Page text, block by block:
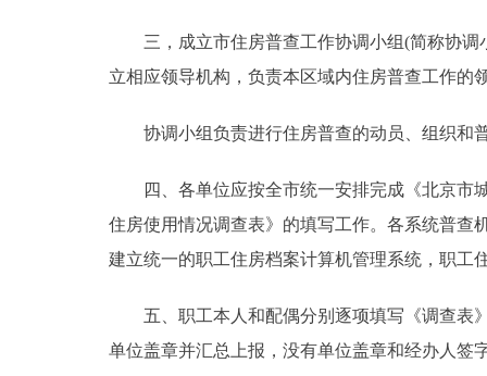
ITALIANO
三，成立市住房普查工作协调小组(简称协调
立相应领导机构，负责本区域内住房普查工作的
协调小组负责进行住房普查的动员、组织和
四、各单位应按全市统一安排完成《北京市城
住房使用情况调查表》的填写工作。各系统普查
建立统一的职工住房档案计算机管理系统，职工
五、职工本人和配偶分别逐项填写《调查表》
单位盖章并汇总上报，没有单位盖章和经办人签